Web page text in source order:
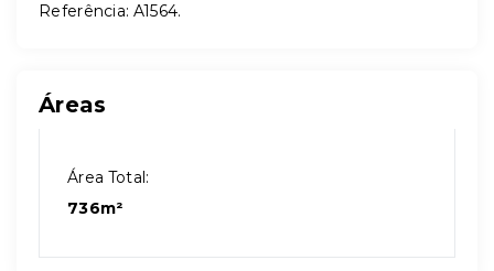
Referência: A1564.
Áreas
Área Total:
736m²